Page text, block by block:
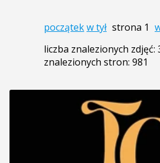
początekw tył strona 1
liczba znalezionych zdjęć:
znalezionych stron: 981